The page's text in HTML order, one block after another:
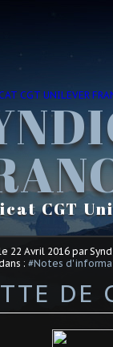
CGT
22 Avril 2016 par
: #Notes
DE